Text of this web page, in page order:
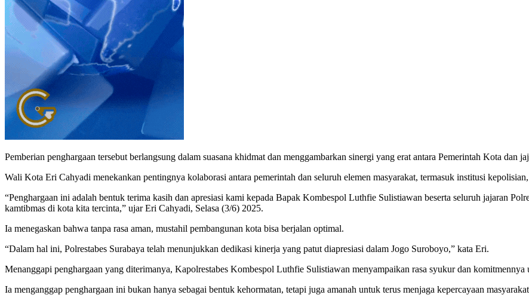
Pemberian penghargaan tersebut berlangsung dalam suasana khidmat dan menggambarkan sinergi yang erat antara Pemerintah Kota dan
Wali Kota Eri Cahyadi menekankan pentingnya kolaborasi antara pemerintah dan seluruh elemen masyarakat, termasuk institusi
“Penghargaan ini adalah bentuk terima kasih dan apresiasi kami kepada Bapak Kombespol Luthfie Sulistiawan beserta seluruh jajaran
kamtibmas di kota kita tercinta,” ujar Eri Cahyadi, Selasa (3/6) 2025.
Ia menegaskan bahwa tanpa rasa aman, mustahil pembangunan kota bisa berjalan optimal.
“Dalam hal ini, Polrestabes Surabaya telah menunjukkan dedikasi kinerja yang patut diapresiasi dalam Jogo Suroboyo,” kata Eri.
Menanggapi penghargaan yang diterimanya, Kapolrestabes Kombespol Luthfie Sulistiawan menyampaikan rasa syukur dan
Ia menganggap penghargaan ini bukan hanya sebagai bentuk kehormatan, tetapi juga amanah untuk terus menjaga kepercayaan